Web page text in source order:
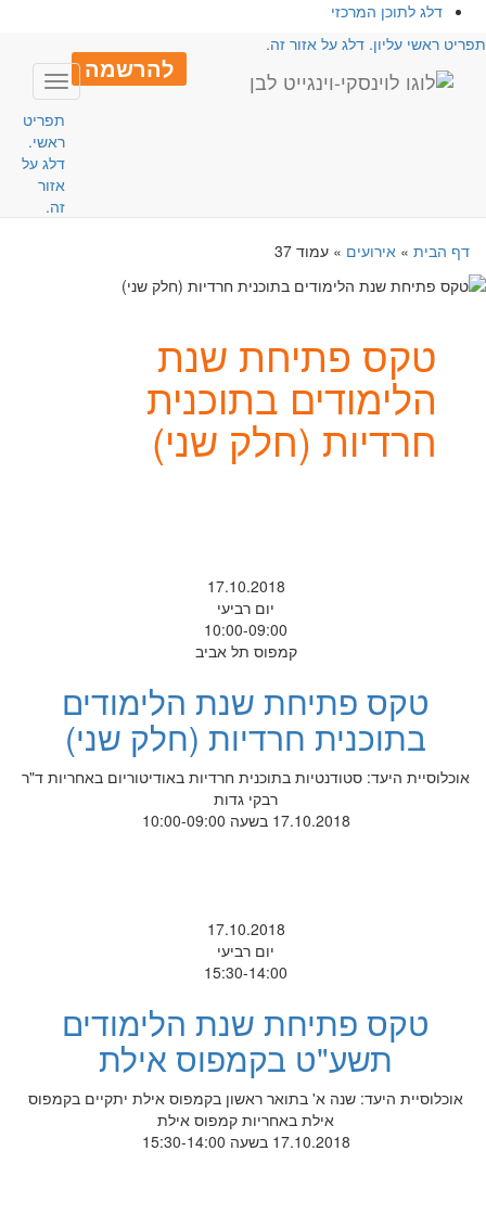
דלג לתוכן המרכזי
ראשי עליון. דלג על אזור זה.
להרשמה
Toggle
תפריט
ראשי.
דלג על
אזור
זה.
דף הבית» אירועים» עמוד 37
טקס פתיחת שנת
הלימודים בתוכנית
חרדיות (חלק שני)
17.10.2018
יום רביעי
10:00-09:00
קמפוס תל אביב
טקס פתיחת שנת הלימודים
בתוכנית חרדיות (חלק שני)
אוכלוסיית היעד: סטודנטיות בתוכנית חרדיות באודיטוריום באחריות ד"ר
רבקי גדות
17.10.2018 בשעה 10:00-09:00
17.10.2018
יום רביעי
15:30-14:00
טקס פתיחת שנת הלימודים
תשע"ט בקמפוס אילת
אוכלוסיית היעד: שנה א' בתואר ראשון בקמפוס אילת יתקיים בקמפוס
אילת באחריות קמפוס אילת
17.10.2018 בשעה 15:30-14:00